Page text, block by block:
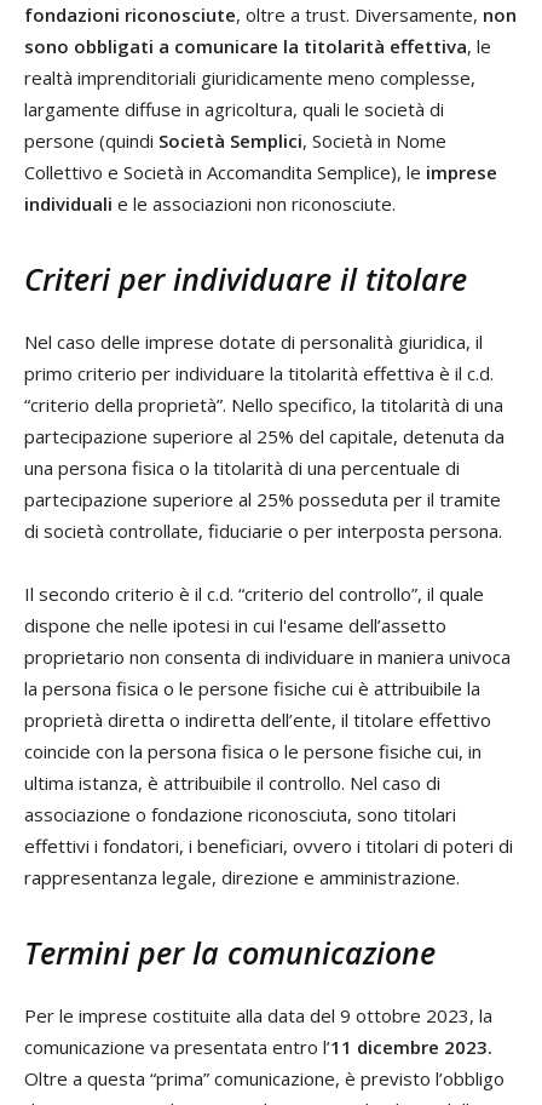
fondazioni riconosciute, oltre a trust. Diversamente, non
sono obbligati a comunicare la titolarità effettiva, le
realtà imprenditoriali giuridicamente meno complesse,
largamente diffuse in agricoltura, quali le società di
persone (quindi Società Semplici, Società in Nome
Collettivo e Società in Accomandita Semplice), le imprese
individuali e le associazioni non riconosciute.
Criteri per individuare il titolare
Nel caso delle imprese dotate di personalità giuridica, il
primo criterio per individuare la titolarità effettiva è il c.d.
“criterio della proprietà”. Nello specifico, la titolarità di una
partecipazione superiore al 25% del capitale, detenuta da
una persona fisica o la titolarità di una percentuale di
partecipazione superiore al 25% posseduta per il tramite
di società controllate, fiduciarie o per interposta persona.
Il secondo criterio è il c.d. “criterio del controllo”, il quale
dispone che nelle ipotesi in cui l'esame dell’assetto
proprietario non consenta di individuare in maniera univoca
la persona fisica o le persone fisiche cui è attribuibile la
proprietà diretta o indiretta dell’ente, il titolare effettivo
coincide con la persona fisica o le persone fisiche cui, in
ultima istanza, è attribuibile il controllo. Nel caso di
associazione o fondazione riconosciuta, sono titolari
effettivi i fondatori, i beneficiari, ovvero i titolari di poteri di
rappresentanza legale, direzione e amministrazione.
Termini per la comunicazione
Per le imprese costituite alla data del 9 ottobre 2023, la
comunicazione va presentata entro l’11 dicembre 2023.
Oltre a questa “prima” comunicazione, è previsto l’obbligo